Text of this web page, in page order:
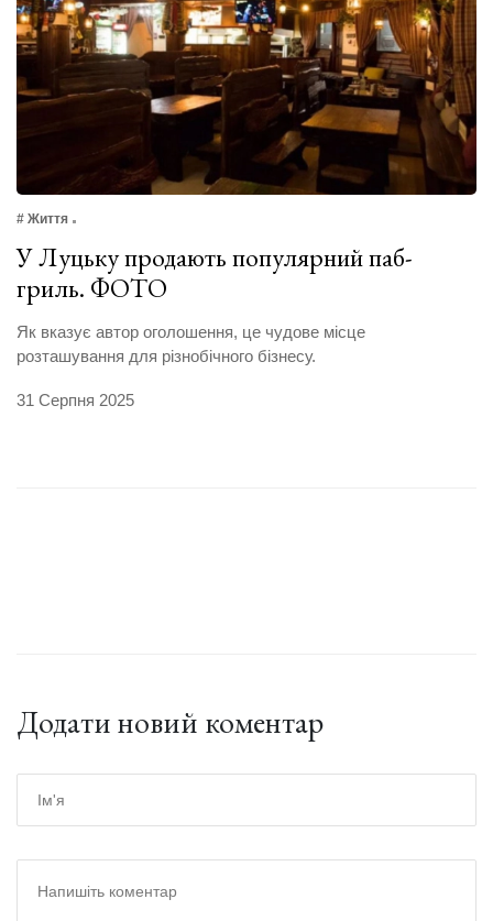
# Життя
У Луцьку продають популярний паб-
гриль. ФОТО
Як вказує автор оголошення, це чудове місце
розташування для різнобічного бізнесу.
31 Серпня 2025
Додати новий коментар